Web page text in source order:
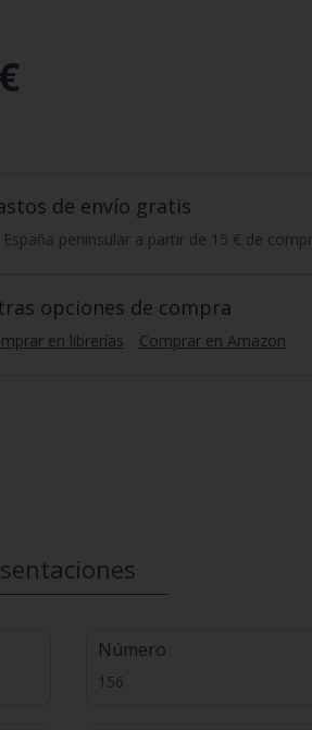
€
de envío gratis
España peninsular a partir de 15 € de
opciones de compra
en librerías Comprar en Amazon
Número
156